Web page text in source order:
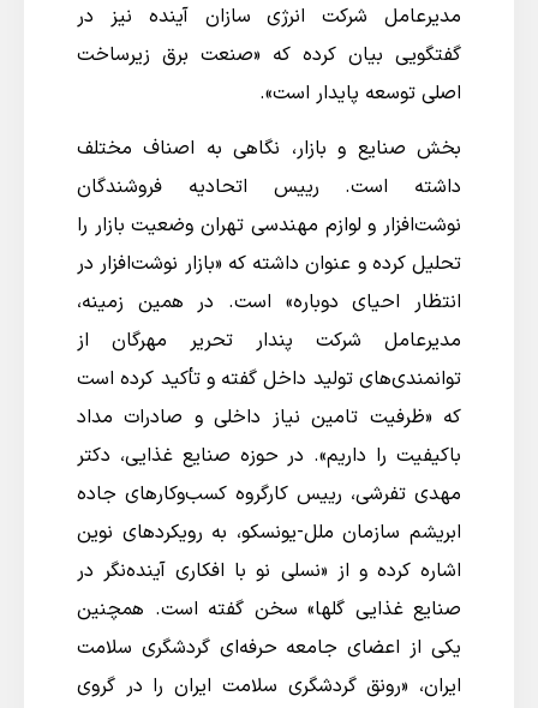
مدیرعامل شرکت انرژی سازان آینده نیز در
گفتگویی بیان کرده که «صنعت برق زیرساخت
اصلی توسعه پایدار است».
بخش صنایع و بازار، نگاهی به اصناف مختلف
داشته است. رییس اتحادیه فروشندگان
نوشت‌افزار و لوازم مهندسی تهران وضعیت بازار را
تحلیل کرده و عنوان داشته که «بازار نوشت‌افزار در
انتظار احیای دوباره» است. در همین زمینه،
مدیرعامل شرکت پندار تحریر مهرگان از
توانمندی‌های تولید داخل گفته و تأکید کرده است
که «ظرفیت تامین نیاز داخلی و صادرات مداد
باکیفیت را داریم». در حوزه صنایع غذایی، دکتر
مهدی تفرشی، رییس کارگروه کسب‌وکارهای جاده
ابریشم سازمان ملل-یونسکو، به رویکردهای نوین
اشاره کرده و از «نسلی نو با افکاری آینده‌نگر در
صنایع غذایی گلها» سخن گفته است. همچنین
یکی از اعضای جامعه حرفه‌ای گردشگری سلامت
ایران، «رونق گردشگری سلامت ایران را در گروی